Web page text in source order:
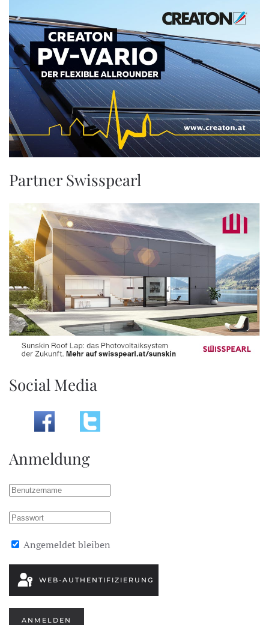
Partner Swisspearl
Social Media
Anmeldung
Angemeldet bleiben
WEB-AUTHENTIFIZIERUNG
ANMELDEN